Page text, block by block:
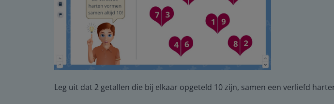
Leg uit dat 2 getallen die bij elkaar opgeteld 10 zijn, samen een verliefd